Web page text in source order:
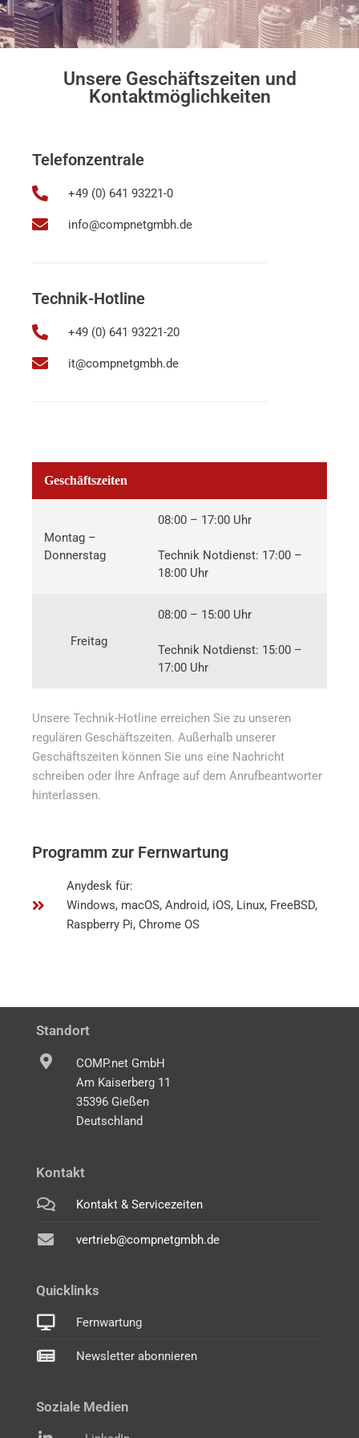
Unsere Geschäftszeiten und
Kontaktmöglichkeiten
Telefonzentrale
+49 (0) 641 93221-0
info@compnetgmbh.de
Technik-Hotline
+49 (0) 641 93221-20
it@compnetgmbh.de
Geschäftszeiten
Montag –
Donnerstag
08:00 – 17:00 Uhr
Technik Notdienst: 17:00 –
18:00 Uhr
Freitag
08:00 – 15:00 Uhr
Technik Notdienst: 15:00 –
17:00 Uhr
Unsere Technik-Hotline erreichen Sie zu unseren
regulären Geschäftszeiten. Außerhalb unserer
Geschäftszeiten können Sie uns eine Nachricht
schreiben oder Ihre Anfrage auf dem Anrufbeantworter
hinterlassen.
Programm zur Fernwartung
Anydesk für:
Windows, macOS, Android, iOS, Linux, FreeBSD,
Raspberry Pi, Chrome OS
Standort
COMP.net GmbH
Am Kaiserberg 11
35396 Gießen
Deutschland
Kontakt
Kontakt & Servicezeiten
vertrieb@compnetgmbh.de
Quicklinks
Fernwartung
Newsletter abonnieren
Soziale Medien